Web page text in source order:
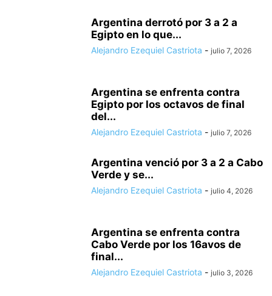
Argentina derrotó por 3 a 2 a
Egipto en lo que...
Alejandro Ezequiel Castriota - julio 7, 2026
Argentina se enfrenta contra
Egipto por los octavos de final
del...
Alejandro Ezequiel Castriota - julio 7, 2026
Argentina venció por 3 a 2 a Cabo
Verde y se...
Alejandro Ezequiel Castriota - julio 4, 2026
Argentina se enfrenta contra
Cabo Verde por los 16avos de
final...
Alejandro Ezequiel Castriota - julio 3, 2026